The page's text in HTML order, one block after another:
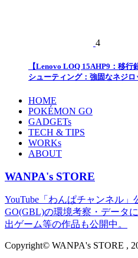
4
【Lenovo LOQ 15AHP9：移
シューティング：強固なネジ
HOME
POKÉMON GO
GADGETs
TECH & TIPS
WORKs
ABOUT
WANPA's STORE
YouTube「わんぱチャンネル
GO(GBL)の環境考察・データ
出ゲーム等の作品も公開中。
Copyright© WANPA's STORE ,